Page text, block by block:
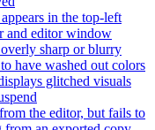
in the top-left
and editor window
sharp or blurry
have washed out colors
glitched visuals
the editor, but fails to